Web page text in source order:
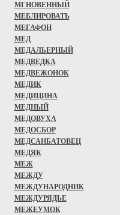
МГНОВЕННЫЙ
МЕБЛИРОВАТЬ
МЕГАФОН
МЕД
МЕДАЛЬЕРНЫЙ
МЕДВЕДКА
МЕДВЕЖОНОК
МЕДИК
МЕДИЦИНА
МЕДНЫЙ
МЕДОВУХА
МЕДОСБОР
МЕДСАНБАТОВЕЦ
МЕДЯК
МЕЖ
МЕЖДУ
МЕЖДУНАРОДНИК
МЕЖДУРЯДЬЕ
МЕЖЕУМОК